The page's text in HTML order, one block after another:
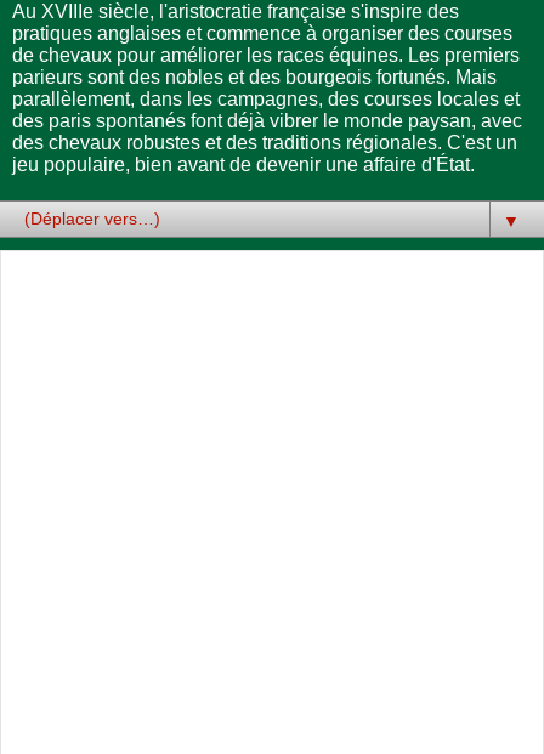
Au XVIIIe siècle, l'aristocratie française s'inspire des
pratiques anglaises et commence à organiser des courses
de chevaux pour améliorer les races équines. Les premiers
parieurs sont des nobles et des bourgeois fortunés. Mais
parallèlement, dans les campagnes, des courses locales et
des paris spontanés font déjà vibrer le monde paysan, avec
des chevaux robustes et des traditions régionales. C'est un
jeu populaire, bien avant de devenir une affaire d'État.
▼